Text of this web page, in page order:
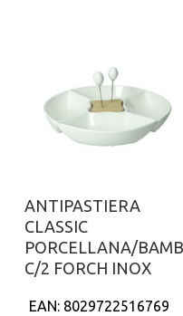
Aggiungi al carrello
ANTIPASTIERA
CLASSIC
PORCELLANA/
C/2 FORCH INOX
EAN: 8029722516769